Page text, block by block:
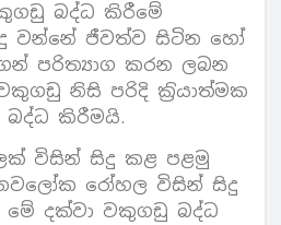
බද්ධ කිරීමේ
වන්නේ ජීවත්ව සිටින හෝ
පරිත්‍යාග කරන ලබන
නිසි පරිදි ක‍්‍රියාත්මක
කිරීමයි.
විසින් සිදු කළ පළමු
රෝහල විසින් සිදු
දක්වා වකුගඩු බද්ධ